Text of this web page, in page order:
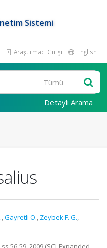
Sistemi
Araştırmacı Girişi English
Detaylı Arama
,Gayretli Ö., Zeybek F. G.,